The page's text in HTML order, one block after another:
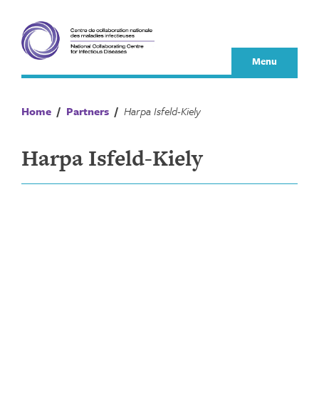
content
Menu
Home / Partners / Harpa Isfeld-Kiely
Harpa Isfeld-Kiely